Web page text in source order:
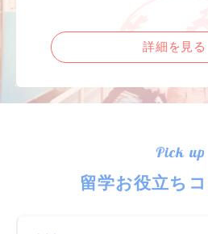
詳細を見る
Pick up
留学お役立ち